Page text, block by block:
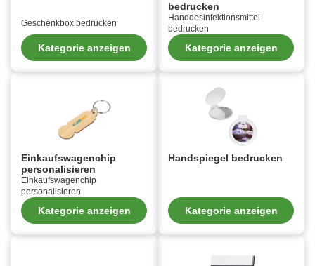
Geschenkbox bedrucken
Kategorie anzeigen
bedrucken
Handdesinfektionsmittel
bedrucken
Kategorie anzeigen
Einkaufswagenchip
personalisieren
Einkaufswagenchip
personalisieren
Kategorie anzeigen
Handspiegel bedrucken
Kategorie anzeigen